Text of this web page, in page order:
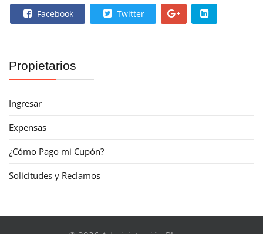
Facebook Twitter
Propietarios
Ingresar
Expensas
¿Cómo Pago mi Cupón?
Solicitudes y Reclamos